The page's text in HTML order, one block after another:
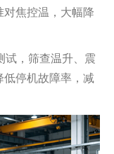
焦控温，大幅降
试，筛查温升、震
停机故障率，减